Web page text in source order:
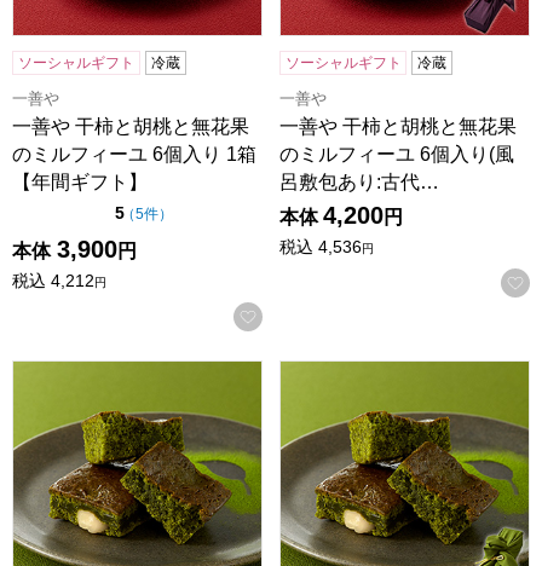
ソーシャルギフト 冷蔵
一善や
一善や 干柿と胡桃と無花果
のミルフィーユ 6個入り 1箱
【年間ギフト】
5点（5点満点中）
（5件の評価
）
本体 3,900円
税込 4,212円
お気に入りに登録する
ソーシャルギフト 冷蔵
一善や
一善や 干柿と胡桃と無花果
のミルフィーユ 6個入り(風
呂敷包あり:古代…
本体 4,200円
税込 4,536円